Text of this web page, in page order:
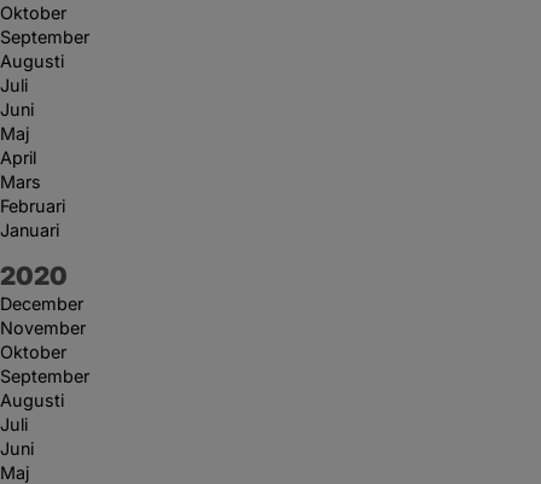
Oktober
September
Augusti
Juli
Juni
Maj
April
Mars
Februari
Januari
År:
2020
December
November
Oktober
September
Augusti
Juli
Juni
Maj